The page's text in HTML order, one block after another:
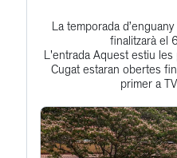
La temporada
finalitzarà el
L'entrada Aquest estiu
Cugat estaran obertes
primer a